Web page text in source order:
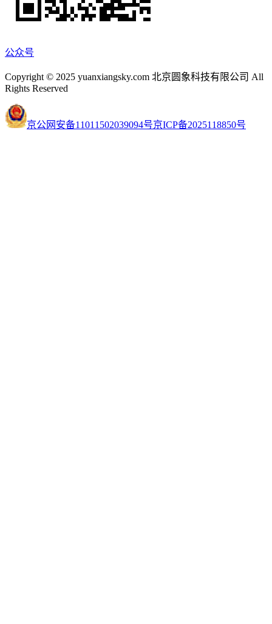
公众号
Copyright © 2025 yuanxiangsky.com 北京圆象科技有限公司 All
Rights Reserved
京公网安备11011502039094号京ICP备2025118850号